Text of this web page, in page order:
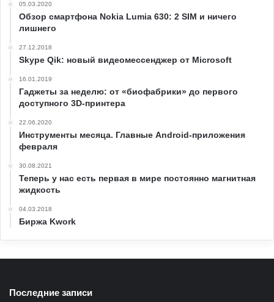
05.03.2020
Обзор смартфона Nokia Lumia 630: 2 SIM и ничего
лишнего
27.12.2018
Skype Qik: новый видеомессенджер от Microsoft
16.01.2019
Гаджеты за неделю: от «биофабрики» до первого
доступного 3D-принтера
22.06.2020
Инструменты месяца. Главные Android-приложения
февраля
30.08.2021
Теперь у нас есть первая в мире постоянно магнитная
жидкость
04.03.2018
Биржа Kwork
Последние записи